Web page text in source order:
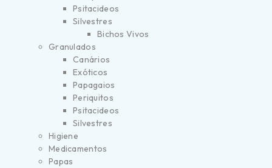
Psitacideos
Silvestres
Bichos Vivos
Granulados
Canários
Exóticos
Papagaios
Periquitos
Psitacideos
Silvestres
Higiene
Medicamentos
Papas